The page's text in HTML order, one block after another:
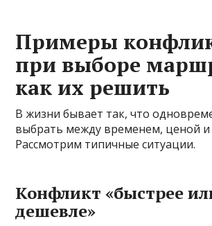
Примеры
при выборе
как их решить
В жизни бывает так, что
выбрать между временем, ценой и
Рассмотрим типичные ситуации.
Конфликт «быстрее
дешевле»